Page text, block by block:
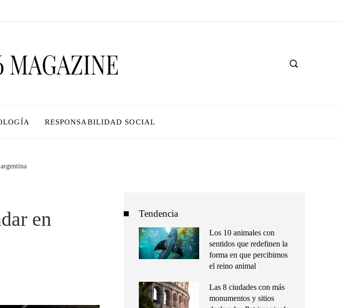
RESPONSABILIDAD SOCIAL
en
Tendencia
Los 10 animales con
sentidos que redefinen la
forma en que percibimos
el reino animal
Las 8 ciudades con más
monumentos y sitios